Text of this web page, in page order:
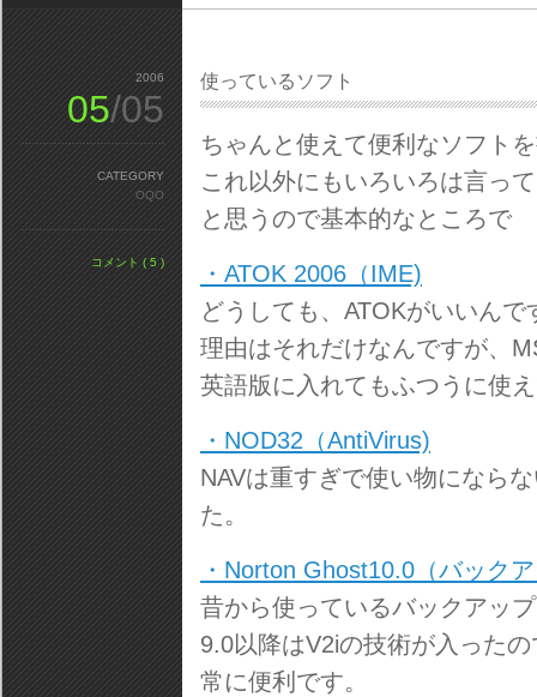
使っているソフト
ちゃんと使えて便利なソフト
これ以外にもいろいろは言っ
と思うので基本的なところで
・ATOK 2006（IME)
どうしても、ATOKがいいんで
理由はそれだけなんですが、
英語版に入れてもふつうに使
・NOD32（AntiVirus)
NAVは重すぎで使い物になら
た。
・Norton Ghost10.0（バック
昔から使っているバックアッ
9.0以降はV2iの技術が入った
常に便利です。
2006
05/05
CATEGORY
OQO
コメント ( 5 )